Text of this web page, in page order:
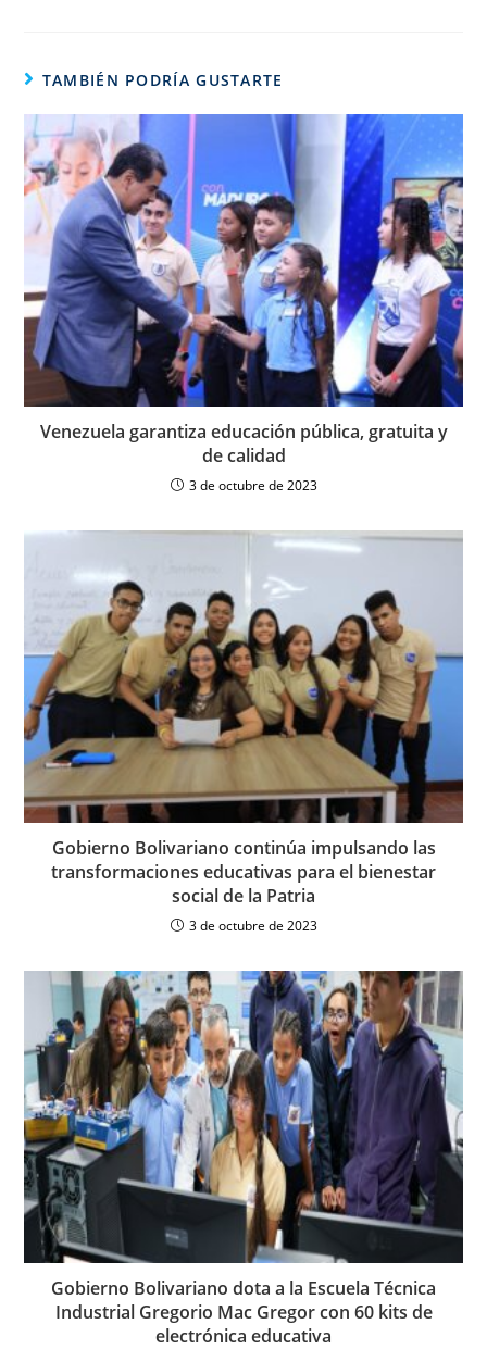
TAMBIÉN PODRÍA GUSTARTE
Venezuela garantiza educación pública, gratuita y
de calidad
3 de octubre de 2023
Gobierno Bolivariano continúa impulsando las
transformaciones educativas para el bienestar
social de la Patria
3 de octubre de 2023
Gobierno Bolivariano dota a la Escuela Técnica
Industrial Gregorio Mac Gregor con 60 kits de
electrónica educativa